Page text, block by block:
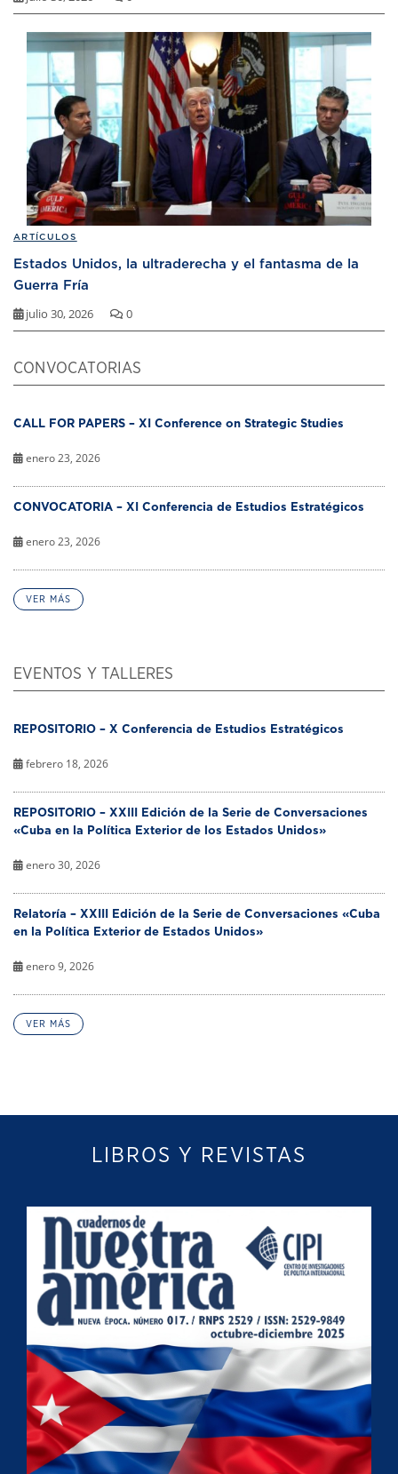
ARTÍCULOS
Estados Unidos, la ultraderecha y el fantasma de la
Guerra Fría
julio 30, 2026 0
CONVOCATORIAS
CALL FOR PAPERS – XI Conference on Strategic Studies
enero 23, 2026
CONVOCATORIA – XI Conferencia de Estudios Estratégicos
enero 23, 2026
VER MÁS
EVENTOS Y TALLERES
REPOSITORIO – X Conferencia de Estudios Estratégicos
febrero 18, 2026
REPOSITORIO – XXIII Edición de la Serie de Conversaciones
«Cuba en la Política Exterior de los Estados Unidos»
enero 30, 2026
Relatoría – XXIII Edición de la Serie de Conversaciones «Cuba
en la Política Exterior de Estados Unidos»
enero 9, 2026
VER MÁS
LIBROS Y REVISTAS